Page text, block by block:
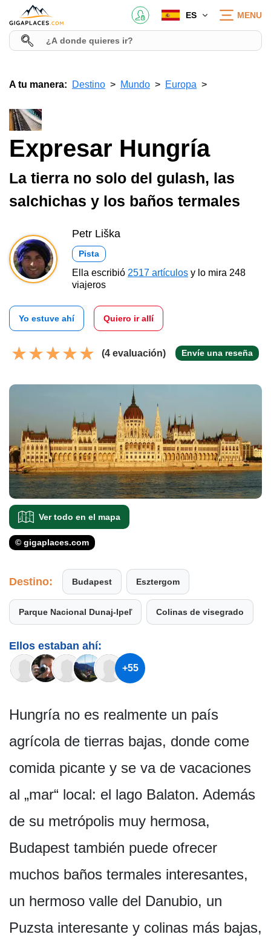
ES MENU
A tu manera: Destino Mundo Europa
Expresar Hungría
La tierra no solo del gulash, las
salchichas y los baños termales
Petr Liška
Pista
Ella escribió 2517 artículos y lo mira 248
viajeros
Yo estuve ahí Quiero ir allí
(4 evaluación) Envíe una reseña
Ver todo en el mapa
© gigaplaces.com
Destino: Budapest Esztergom
Parque Nacional Dunaj-Ipeľ Colinas de visegrado
Ellos estaban ahí:
+55
Hungría no es realmente un país
agrícola de tierras bajas, donde come
comida picante y se va de vacaciones
al „mar“ local: el lago Balaton. Además
de su metrópolis muy hermosa,
Budapest también puede ofrecer
muchos baños termales interesantes,
un hermoso valle del Danubio, un
Puzsta interesante y colinas más bajas,